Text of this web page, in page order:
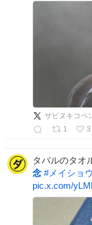
サビヌキコペ
1
3
タバルのタオ
念 #メイショ
pic.x.com/